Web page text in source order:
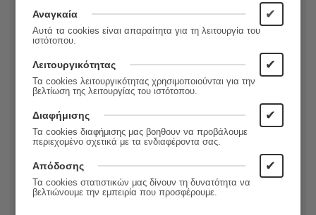
Χριστουγεννιάτικα κάλαντα
Συγγραφέας:
Charles Dickens
Εκδόσεις:Εκδόσεις Πατάκη
18.80
ΠΡΟΣΘΗΚΗ ΣΤΟ ΚΑΛΑΘΙ
Αναγκαία ✔
Αυτά τα cookies είναι απαραίτητα για τη λειτουργία του
ιστότοπου.
Λειτουργικότητας ✔
Τα cookies λειτουργικότητας χρησιμοποιούνται για την
βελτίωση της λειτουργίας του ιστότοπου.
Διαφήμισης ✔
Τα cookies διαφήμισης μας βοηθουν να προβάλουμε
περιεχομένο σχετικά με τα ενδιαφέροντα σας.
Απόδοσης ✔
Τα cookies στατιστικών μας δίνουν τη δυνατότητα να
βελτιώνουμε την εμπειρία που προσφέρουμε.